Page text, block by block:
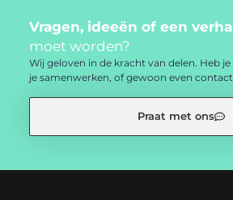
Vragen, ideeën of een
moet worden?
Wij geloven in de kracht van delen. Heb
je samenwerken, of gewoon even
Praat met ons